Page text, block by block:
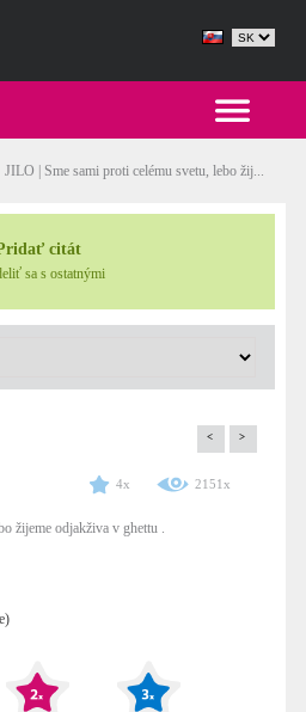
JILO | Sme sami proti celému svetu, lebo žij...
citát
sa s ostatnými
< >
4x 2151x
žijeme odjakživa v ghettu .